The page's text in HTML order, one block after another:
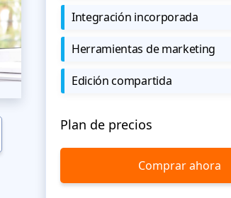
Integración incorporada
Herramientas de marketing
Edición compartida
Plan de precios
Comprar ahora